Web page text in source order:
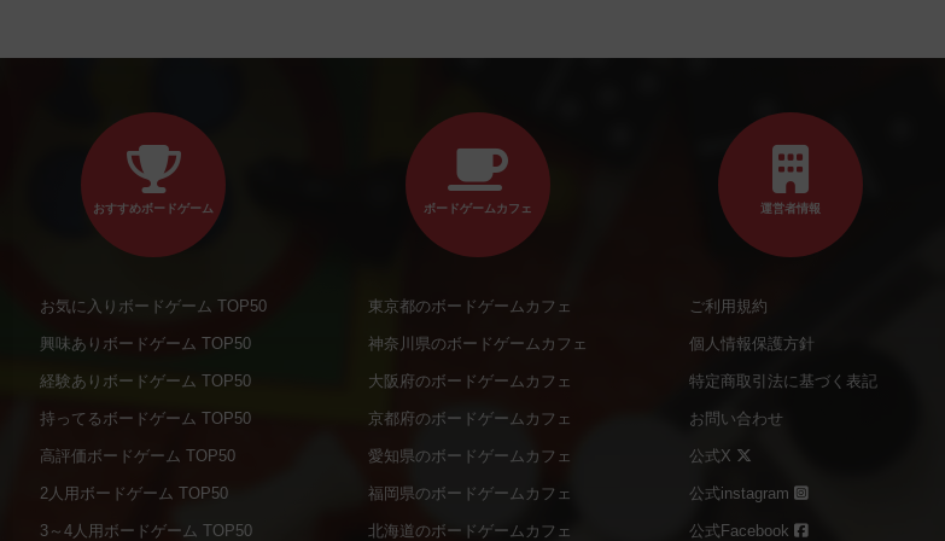
おすすめボードゲーム
お気に入りボードゲーム TOP50
興味ありボードゲーム TOP50
経験ありボードゲーム TOP50
持ってるボードゲーム TOP50
高評価ボードゲーム TOP50
2人用ボードゲーム TOP50
3～4人用ボードゲーム TOP50
ボードゲームカフェ
東京都のボードゲームカフェ
神奈川県のボードゲームカフェ
大阪府のボードゲームカフェ
京都府のボードゲームカフェ
愛知県のボードゲームカフェ
福岡県のボードゲームカフェ
北海道のボードゲームカフェ
運営者情報
ご利用規約
個人情報保護方針
特定商取引法に基づく表記
お問い合わせ
公式X
公式instagram
公式Facebook